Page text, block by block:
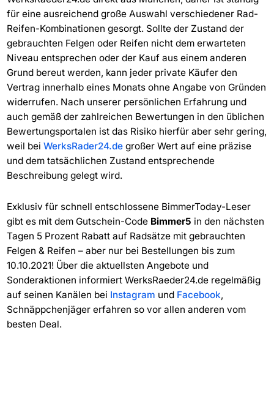
für eine ausreichend große Auswahl verschiedener Rad-
Reifen-Kombinationen gesorgt. Sollte der Zustand der
gebrauchten Felgen oder Reifen nicht dem erwarteten
Niveau entsprechen oder der Kauf aus einem anderen
Grund bereut werden, kann jeder private Käufer den
Vertrag innerhalb eines Monats ohne Angabe von Gründen
widerrufen. Nach unserer persönlichen Erfahrung und
auch gemäß der zahlreichen Bewertungen in den üblichen
Bewertungsportalen ist das Risiko hierfür aber sehr gering,
weil bei WerksRader24.degroßer Wert auf eine präzise
und dem tatsächlichen Zustand entsprechende
Beschreibung gelegt wird.
Exklusiv für schnell entschlossene BimmerToday-Leser
gibt es mit dem Gutschein-Code Bimmer5 in den nächsten
Tagen 5 Prozent Rabatt auf Radsätze mit gebrauchten
Felgen & Reifen – aber nur bei Bestellungen bis zum
10.10.2021! Über die aktuellsten Angebote und
Sonderaktionen informiert WerksRaeder24.de regelmäßig
auf seinen Kanälen bei Instagram und Facebook,
Schnäppchenjäger erfahren so vor allen anderen vom
besten Deal.